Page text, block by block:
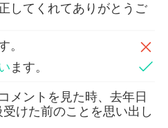
してくれてありがとうご
。
ます。
メントを見た時、去年日
けた前のことを思い出し